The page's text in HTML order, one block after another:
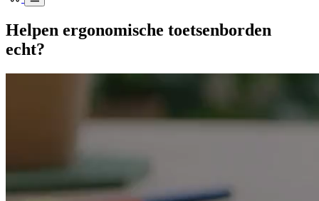
Helpen ergonomische toetsenborden
echt?